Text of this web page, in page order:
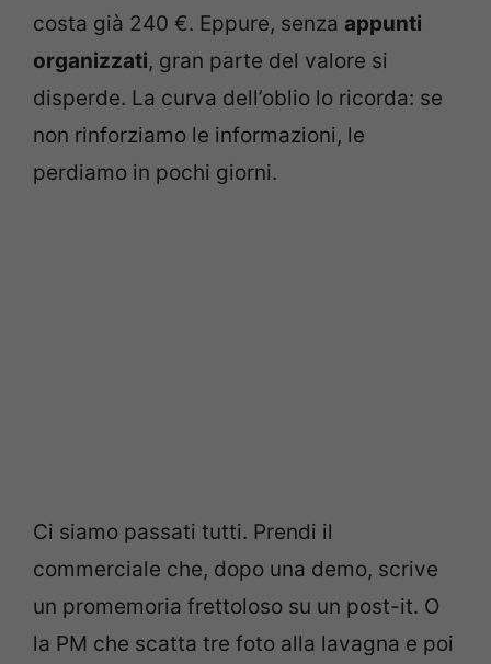
costa già 240 €. Eppure, senza appunti
organizzati, gran parte del valore si
disperde. La curva dell’oblio lo ricorda: se
non rinforziamo le informazioni, le
perdiamo in pochi giorni.
Ci siamo passati tutti. Prendi il
commerciale che, dopo una demo, scrive
un promemoria frettoloso su un post-it. O
la PM che scatta tre foto alla lavagna e poi